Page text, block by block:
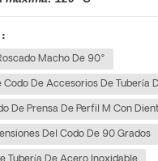
:
Macho De 90°
Codo De Accesorios De Tubería
De Prensa De Perfil M Con
Del Codo De 90 Grados